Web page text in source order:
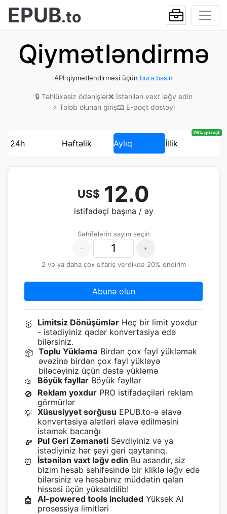
EPUB.to
Qiymətləndirmə
API qiymətləndirməsi üçün bura basın
🔒 Təhlükəsiz ödənişlər❌ İstənilən vaxt ləğv edin
⚡ Tələb olunan giriş📧 E-poçt dəstəyi
24h Həftəlik Aylıq İllik
25% güzəşt
US$ 12.0
istifadəçi başına / ay
Səhifələrin sayını seçin
-
+
2 və ya daha çox sifariş verdikdə 20% endirim
Abunə olun
🥇 Limitsiz Dönüşümlər Heç bir limit yoxdur
- istədiyiniz qədər konvertasiya edə
bilərsiniz.
📦 Toplu Yükləmə Birdən çox fayl yükləmək
əvəzinə birdən çox fayl yükləyə
biləcəyiniz üçün dəstə yükləmə
📂
Böyük fayllar Böyük fayllar
🚫
Reklam yoxdur PRO istifadəçiləri reklam
görmürlər
💡 Xüsusiyyət sorğusu EPUB.to-ə əlavə
konvertasiya alətləri əlavə edilməsini
istəmək bacarığı
💸 Pul Geri Zəmanəti Sevdiyiniz və ya
istədiyiniz hər şeyi geri qaytarırıq.
⏰
İstənilən vaxt ləğv edin Bu asandır, siz
bizim hesab səhifəsində bir kliklə ləğv edə
bilərsiniz və hesabınız müddətin qalan
hissəsi üçün yüksəldilib!
🤖
AI-powered tools included Yüksək AI
prosessiya limitləri